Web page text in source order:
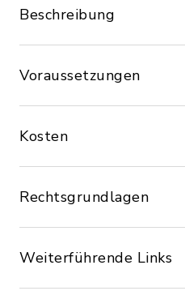
Beschreibung
Voraussetzungen
Kosten
Rechtsgrundlagen
Weiterführende Links